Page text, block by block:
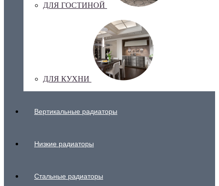
ДЛЯ ГОСТИНОЙ
ДЛЯ КУХНИ
Вертикальные радиаторы
Низкие радиаторы
Стальные радиаторы